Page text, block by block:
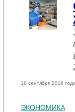
18 сентября 2018
ЭКОНОМИКА